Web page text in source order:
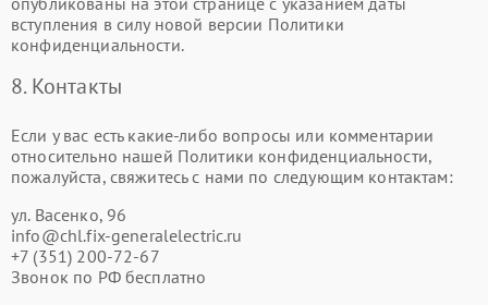
вступления в силу новой версии Политики
конфиденциальности.
8. Контакты
Если у вас есть какие-либо вопросы или комментарии
относительно нашей Политики конфиденциальности,
пожалуйста, свяжитесь с нами по следующим контактам:
ул. Васенко, 96
info@chl.fix-generalelectric.ru
+7 (351) 200-72-67
Звонок по РФ бесплатно